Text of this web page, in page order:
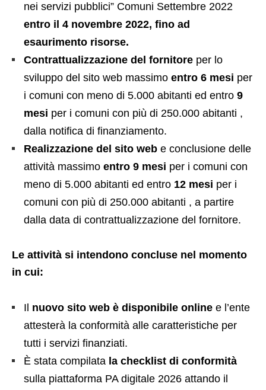
nei servizi pubblici” Comuni Settembre 2022
entro il 4 novembre 2022, fino ad
esaurimento risorse.
Contrattualizzazione del fornitore per lo
sviluppo del sito web massimo entro 6 mesi per
i comuni con meno di 5.000 abitanti ed entro 9
mesi per i comuni con più di 250.000 abitanti ,
dalla notifica di finanziamento.
Realizzazione del sito web e conclusione delle
attività massimo entro 9 mesi per i comuni con
meno di 5.000 abitanti ed entro 12 mesi per i
comuni con più di 250.000 abitanti , a partire
dalla data di contrattualizzazione del fornitore.
Le attività si intendono concluse nel momento
in cui:
Il nuovo sito web è disponibile online e l’ente
attesterà la conformità alle caratteristiche per
tutti i servizi finanziati.
È stata compilata la checklist di conformità
sulla piattaforma PA digitale 2026 attando il